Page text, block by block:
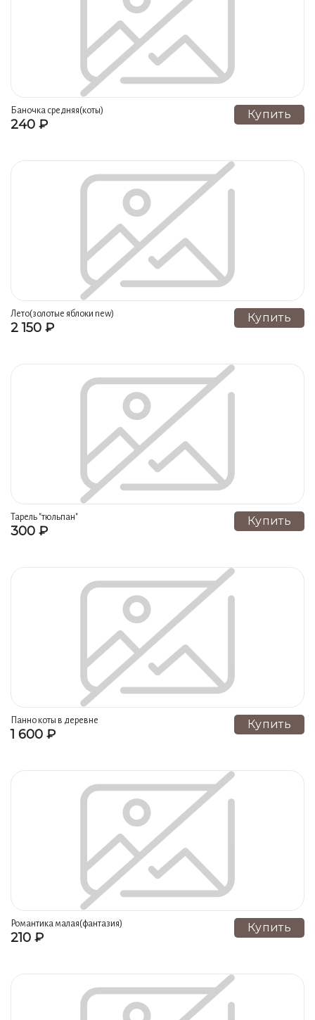
Мешочки (12)
Чайник ромашка (12)
Красная роза (12)
Этно NEW (12) Коты NEW (12)
Изумруд NEW (12) Лимоны (12)
Бамбук NEW (12)
Винный погреб резной (12) Клер (12)
Зебра (12) Белая ромашка (12)
Завиток золотого руна (12)
Аквариум (12) Лианы (12)
Египет рыжий (12) Абстракция (12)
Лист монстреры (12)
Альпийский луг (12)
Ангоб слоны (11) Шиповник (11)
Магниты (10)
Скульптура (9)
Вазоны напольные (9) Бабочки (9)
Ромашка весенняя (9) Лягушки (8)
Хрюшки (7)
Баночка средняя(коты)
240 ₽
Купить
Лето(золотые яблоки new)
2 150 ₽
Купить
Тарель "тюльпан"
300 ₽
Купить
Панно коты в деревне
1 600 ₽
Купить
Романтика малая(фантазия)
210 ₽
Купить